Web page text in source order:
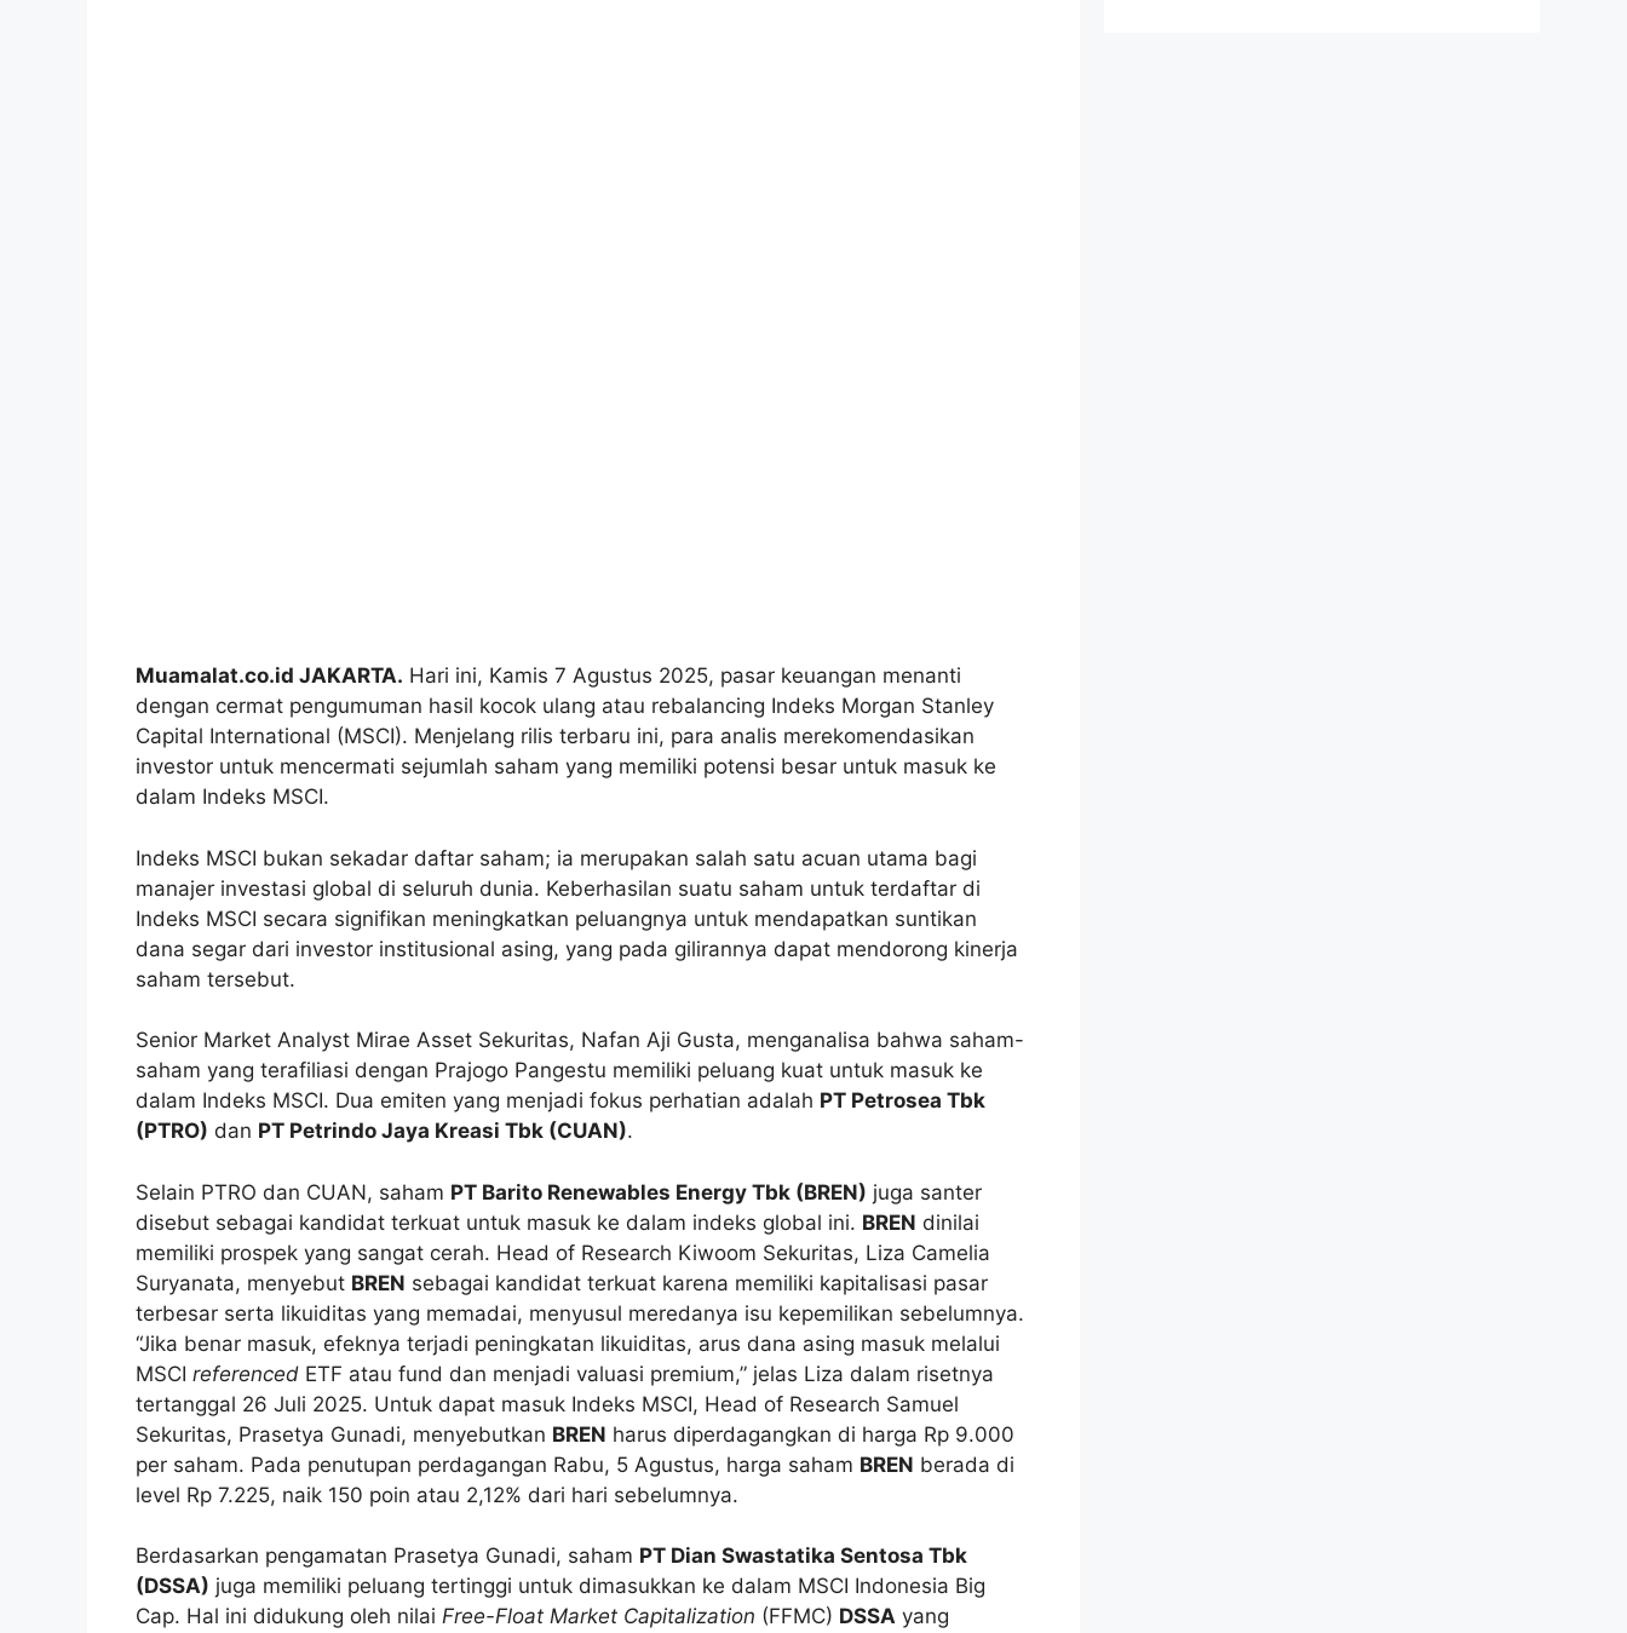
Muamalat.co.id JAKARTA. Hari ini, Kamis 7 Agustus 2025, pasar keuangan menanti
dengan cermat pengumuman hasil kocok ulang atau rebalancing Indeks Morgan Stanley
Capital International (MSCI). Menjelang rilis terbaru ini, para analis merekomendasikan
investor untuk mencermati sejumlah saham yang memiliki potensi besar untuk masuk ke
dalam Indeks MSCI.
Indeks MSCI bukan sekadar daftar saham; ia merupakan salah satu acuan utama bagi
manajer investasi global di seluruh dunia. Keberhasilan suatu saham untuk terdaftar di
Indeks MSCI secara signifikan meningkatkan peluangnya untuk mendapatkan suntikan
dana segar dari investor institusional asing, yang pada gilirannya dapat mendorong kinerja
saham tersebut.
Senior Market Analyst Mirae Asset Sekuritas, Nafan Aji Gusta, menganalisa bahwa saham-
saham yang terafiliasi dengan Prajogo Pangestu memiliki peluang kuat untuk masuk ke
dalam Indeks MSCI. Dua emiten yang menjadi fokus perhatian adalah PT Petrosea Tbk
(PTRO) dan PT Petrindo Jaya Kreasi Tbk (CUAN).
Selain PTRO dan CUAN, saham PT Barito Renewables Energy Tbk (BREN) juga santer
disebut sebagai kandidat terkuat untuk masuk ke dalam indeks global ini. BREN dinilai
memiliki prospek yang sangat cerah. Head of Research Kiwoom Sekuritas, Liza Camelia
Suryanata, menyebut BREN sebagai kandidat terkuat karena memiliki kapitalisasi pasar
terbesar serta likuiditas yang memadai, menyusul meredanya isu kepemilikan sebelumnya.
“Jika benar masuk, efeknya terjadi peningkatan likuiditas, arus dana asing masuk melalui
MSCI referenced ETF atau fund dan menjadi valuasi premium,” jelas Liza dalam risetnya
tertanggal 26 Juli 2025. Untuk dapat masuk Indeks MSCI, Head of Research Samuel
Sekuritas, Prasetya Gunadi, menyebutkan BREN harus diperdagangkan di harga Rp 9.000
per saham. Pada penutupan perdagangan Rabu, 5 Agustus, harga saham BREN berada di
level Rp 7.225, naik 150 poin atau 2,12% dari hari sebelumnya.
Berdasarkan pengamatan Prasetya Gunadi, saham PT Dian Swastatika Sentosa Tbk
(DSSA) juga memiliki peluang tertinggi untuk dimasukkan ke dalam MSCI Indonesia Big
Cap. Hal ini didukung oleh nilai Free-Float Market Capitalization (FFMC) DSSA yang